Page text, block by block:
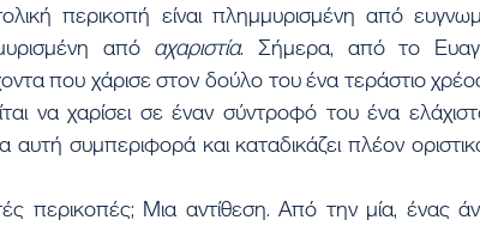
περικοπή είναι πλημμυρισμένη από
από αχαριστία. Σήμερα, από το
που χάρισε στον δούλο του ένα τεράστιο
να χαρίσει σε έναν σύντροφό του ένα
αυτή συμπεριφορά και καταδικάζει πλέον
περικοπές; Μια αντίθεση. Από την μία, ένας